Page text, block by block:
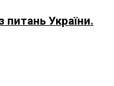
питань України.